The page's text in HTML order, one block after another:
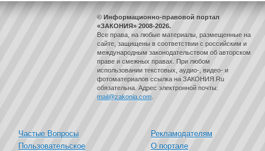
© Информационно-правовой портал
«ЗАКОНИЯ» 2008-2026.
Все права, на любые материалы, размещенные на
сайте, защищены в соответствии с российским и
международным законодательством об авторском
праве и смежных правах. При любом
использовании текстовых, аудио-, видео- и
фотоматериалов ссылка на ЗАКОНИЯ.Ru
обязательна. Адрес электронной почты:
mail@zakonia.com
Частые Вопросы
Пользовательское
Рекламодателям
О портале